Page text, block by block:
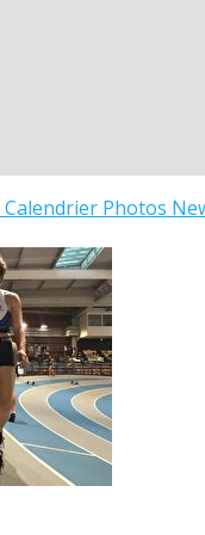
Calendrier Photos